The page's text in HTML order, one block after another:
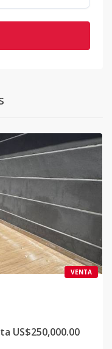
VENTA
US$250,000.00